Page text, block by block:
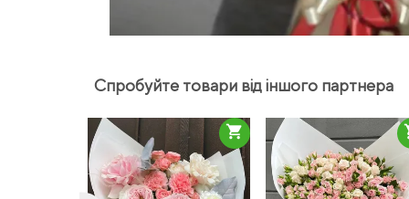
Спробуйте товари від іншого партнера
shopping_cart